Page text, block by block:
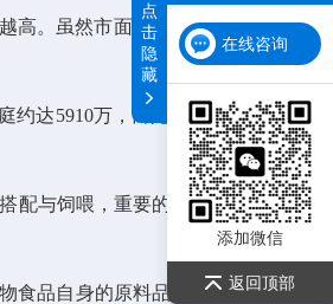
高。虽然市面上出现了各种宠物
约达5910万，而宠物食品消费市
配与饲喂，重要的还要保持产品
食品自身的原料品质、质构、制
在线咨询
添加微信
返回顶部
点
击
隐
藏